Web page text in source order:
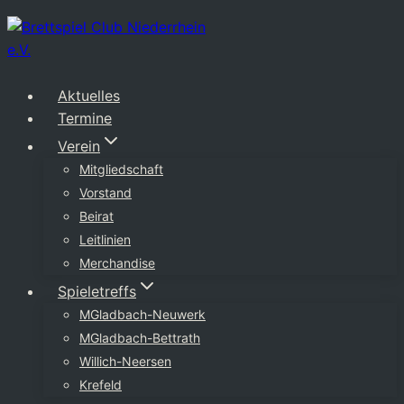
Zum
Inhalt
springen
Aktuelles
Termine
Verein
Mitgliedschaft
Vorstand
Beirat
Leitlinien
Merchandise
Spieletreffs
MGladbach-Neuwerk
MGladbach-Bettrath
Willich-Neersen
Krefeld